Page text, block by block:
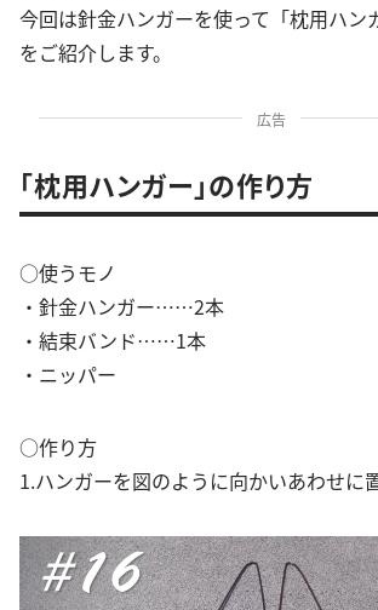
今回は針金ハンガーを使って「枕用ハン
をご紹介します。
広告
「枕用ハンガー」の作り方
○使うモノ
・針金ハンガー……2本
・結束バンド……1本
・ニッパー
○作り方
1.ハンガーを図のように向かいあわせに